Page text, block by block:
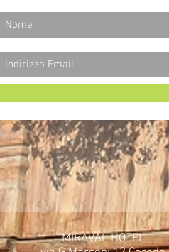
MIRAVAL HOTEL